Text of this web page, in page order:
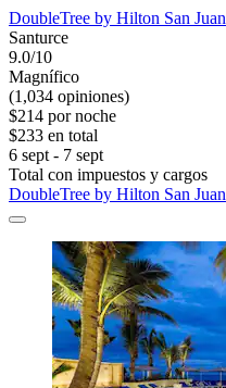
DoubleTree by Hilton San Juan
Santurce
9.0/10
Magnífico
(1,034 opiniones)
$214 por noche
$233 en total
6 sept - 7 sept
Total con impuestos y cargos
DoubleTree by Hilton San Juan